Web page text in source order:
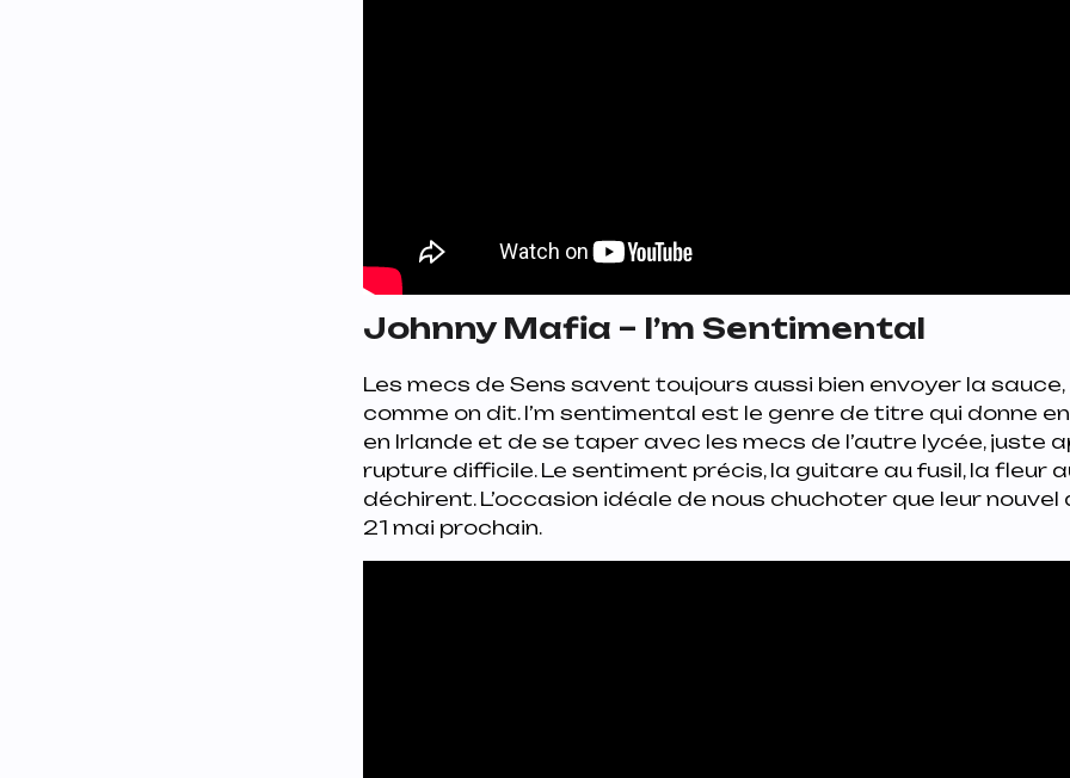
Johnny Mafia – I’m Sentimental
Les mecs de Sens savent toujours aussi bien envoyer la
comme on dit. I’m sentimental est le genre de titre qui donne
en Irlande et de se taper avec les mecs de l’autre lycée, juste
rupture difficile. Le sentiment précis, la guitare au fusil, la fleur
déchirent. L’occasion idéale de nous chuchoter que leur
21 mai prochain.